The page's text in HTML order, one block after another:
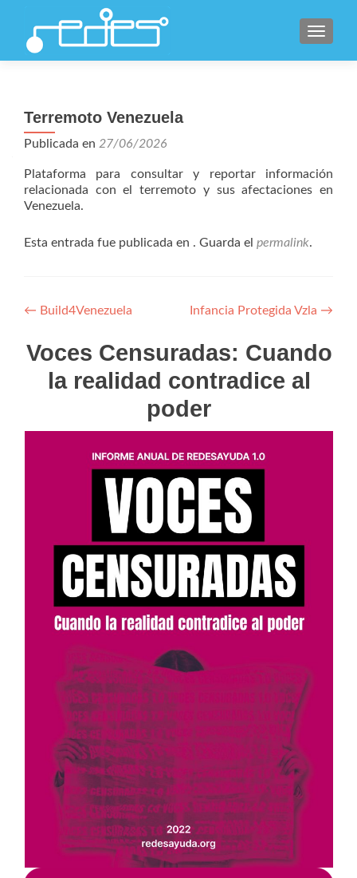
Terremoto Venezuela
Publicada en 27/06/2026
Plataforma para consultar y reportar información
relacionada con el terremoto y sus afectaciones en
Venezuela.
Esta entrada fue publicada en . Guarda el permalink.
Navegación
de
entradas
← Build4Venezuela Infancia Protegida Vzla →
Voces Censuradas: Cuando
la realidad contradice al
poder